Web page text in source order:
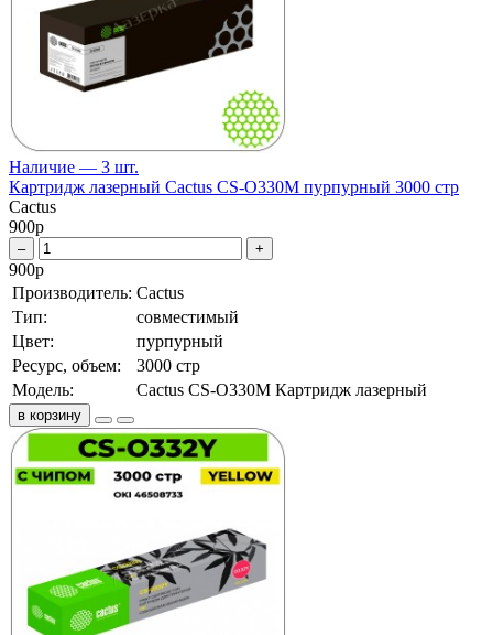
Наличие — 3 шт.
Картридж лазерный Cactus CS-O330M пурпурный 3000 стр
Cactus
900р
– +
900р
Производитель: Cactus
Тип:
совместимый
Цвет:
пурпурный
Ресурс, объем:
3000 стр
Модель:
Cactus CS-O330M Картридж лазерный
в корзину